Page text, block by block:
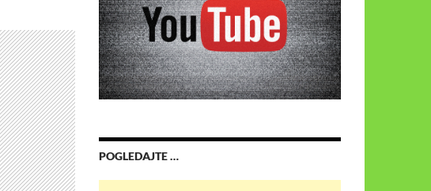
POGLEDAJTE …